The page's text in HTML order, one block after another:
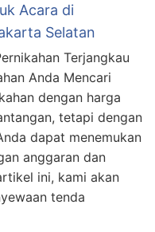
Acara di
Selatan
Terjangkau
Anda Mencari
dengan harga
tetapi dengan
dapat menemukan
anggaran dan
ini, kami akan
tenda